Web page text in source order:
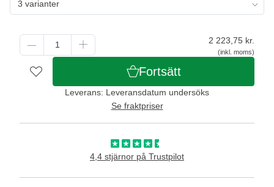
3 varianter
2 223,75 kr.
(inkl. moms)
Fortsätt
Leverans: Leveransdatum undersöks
Se fraktpriser
4,4 stjärnor på Trustpilot